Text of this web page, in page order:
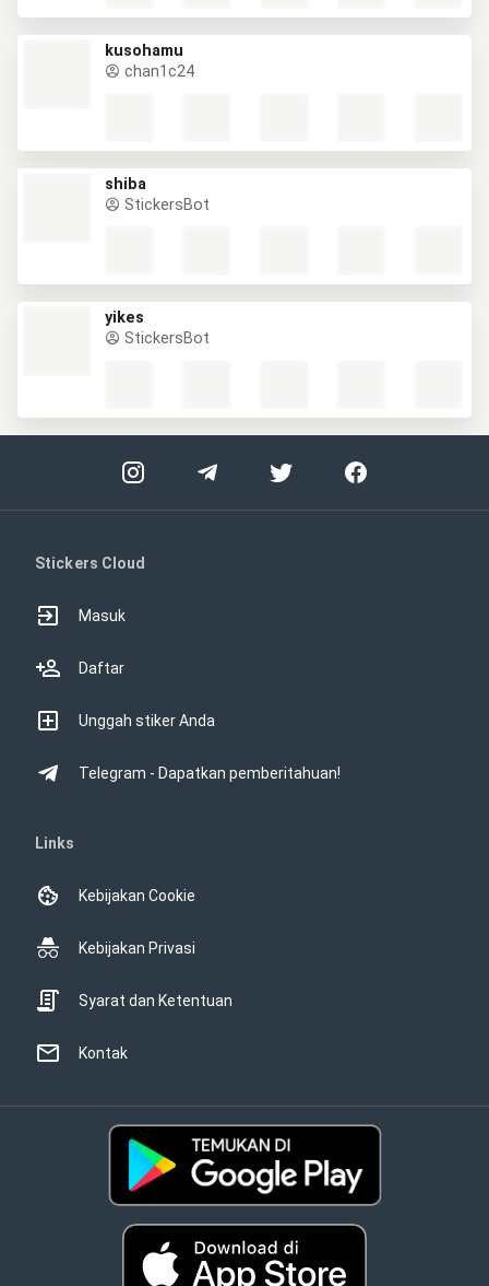
kusohamu
chan1c24
shiba
StickersBot
yikes
StickersBot
Stickers Cloud
Masuk
Daftar
Unggah stiker Anda
Telegram - Dapatkan pemberitahuan!
Links
Kebijakan Cookie
Kebijakan Privasi
Syarat dan Ketentuan
Kontak